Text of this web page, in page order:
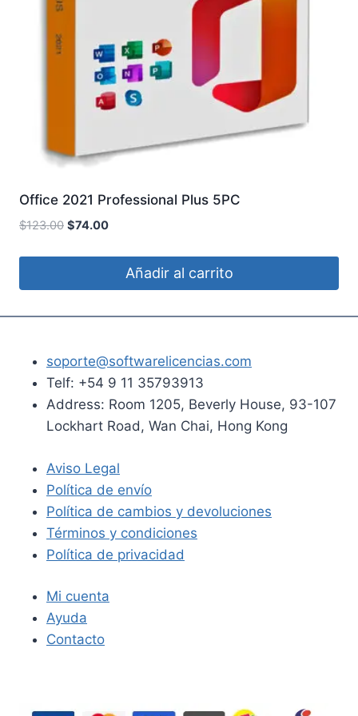
Office 2021 Professional Plus 5PC
$123.00 El
$74.00El
Añadir al carrito
soporte@softwarelicencias.com
Telf: +54 9 11 35793913
Address: Room 1205, Beverly House, 93-107
Lockhart Road, Wan Chai, Hong Kong
Aviso Legal
Política de envío
Política de cambios y devoluciones
Términos y condiciones
Política de privacidad
Mi cuenta
Ayuda
Contacto